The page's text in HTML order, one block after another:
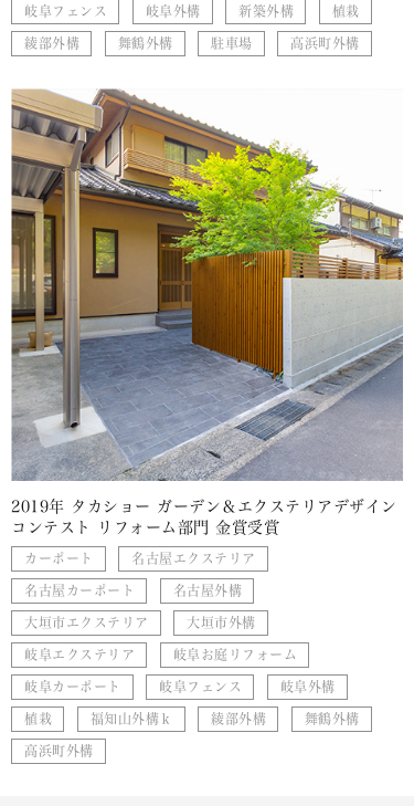
岐阜フェンス 岐阜外構 新築外構 植栽
綾部外構 舞鶴外構 駐車場 高浜町外構
2019年 タカショー ガーデン＆エクステリアデザイン
コンテスト リフォーム部門 金賞受賞
カーポート 名古屋エクステリア
名古屋カーポート 名古屋外構
大垣市エクステリア 大垣市外構
岐阜エクステリア 岐阜お庭リフォーム
岐阜カーポート 岐阜フェンス 岐阜外構
植栽 福知山外構ｋ 綾部外構 舞鶴外構
高浜町外構